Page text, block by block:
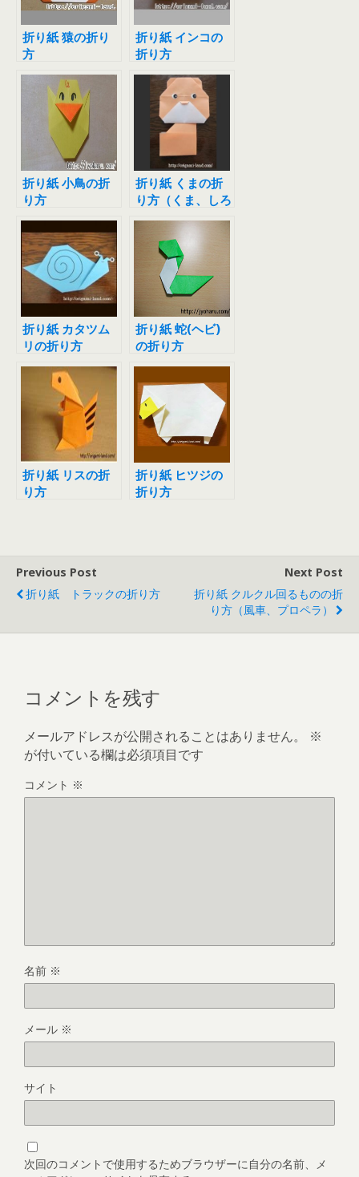
折り紙 猿の折り
方
折り紙 インコの
折り方
折り紙 小鳥の折
り方
折り紙 くまの折
り方（くま、しろ
くま、パンダ）
折り紙 カタツム
リの折り方
折り紙 蛇(ヘビ)
の折り方
折り紙 リスの折
り方
折り紙 ヒツジの
折り方
Previous Post
折り紙 トラックの折り方
Next Post
折り紙 クルクル回るものの折
り方（風車、プロペラ）
コメントを残す
メールアドレスが公開されることはありません。
※
が付いている欄は必須項目です
コメント ※
名前 ※
メール ※
サイト
次回のコメントで使用するためブラウザーに自分の名前、メ